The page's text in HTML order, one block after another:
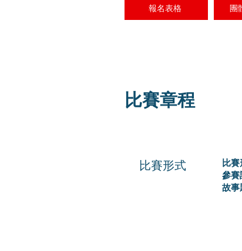
報名表格 團
比賽章程
比賽形式
比
參
故